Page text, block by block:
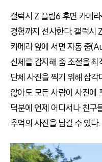
갤럭시 Z플립6후면 카메
경험까지 선사한다.갤럭시 Z
카메라 앞에 서면 자동 줌
신체를 감지해 줌 조절을 최
단체 사진을 찍기 위해 삼각
않아도 모든 사람이 사진에
덕분에 언제 어디서나 친구
추억의 사진을 남길 수 있다.